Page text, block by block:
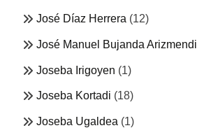
José Díaz Herrera (12)
José Manuel Bujanda Arizmendi
Joseba Irigoyen (1)
Joseba Kortadi (18)
Joseba Ugaldea (1)